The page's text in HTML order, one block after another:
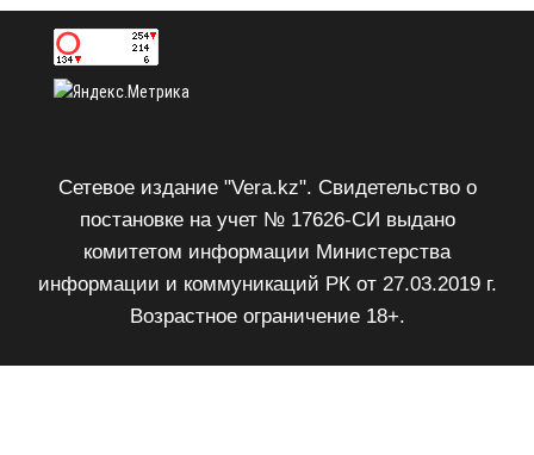
Сетевое издание "Vera.kz". Свидетельство о
постановке на учет № 17626-СИ выдано
комитетом информации Министерства
информации и коммуникаций РК от 27.03.2019 г.
Возрастное ограничение 18+.